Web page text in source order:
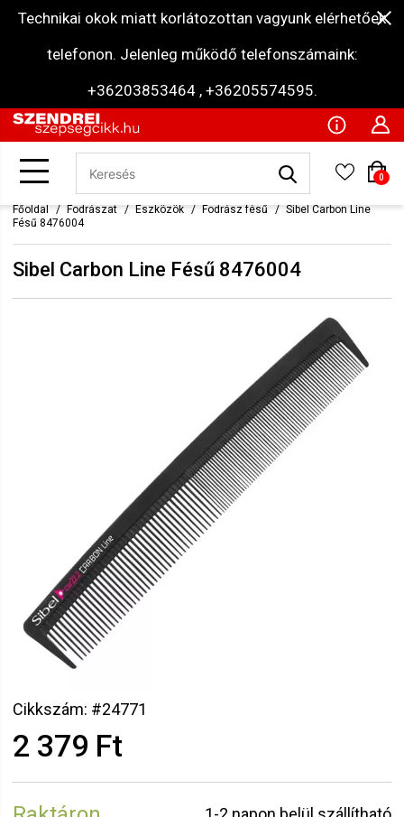
Technikai okok miatt korlátozottan vagyunk elérhetőek
telefonon. Jelenleg működő telefonszámaink:
+36203853464 , +36205574595.
0
Főoldal Fodrászat Eszközök Fodrász fésű
Sibel Carbon Line
Fésű 8476004
Sibel Carbon Line Fésű 8476004
Cikkszám: #24771
2 379 Ft